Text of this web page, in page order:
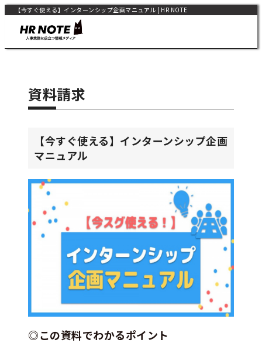
【今すぐ使える】インターンシップ企画マニュアル | HR NOTE
資料請求
【今すぐ使える】インターンシップ企画
マニュアル
◎この資料でわかるポイント